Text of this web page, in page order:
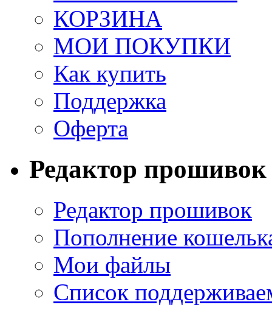
КОРЗИНА
МОИ ПОКУПКИ
Как купить
Поддержка
Оферта
Редактор прошивок
Редактор прошивок
Пополнение
Мои файлы
Список